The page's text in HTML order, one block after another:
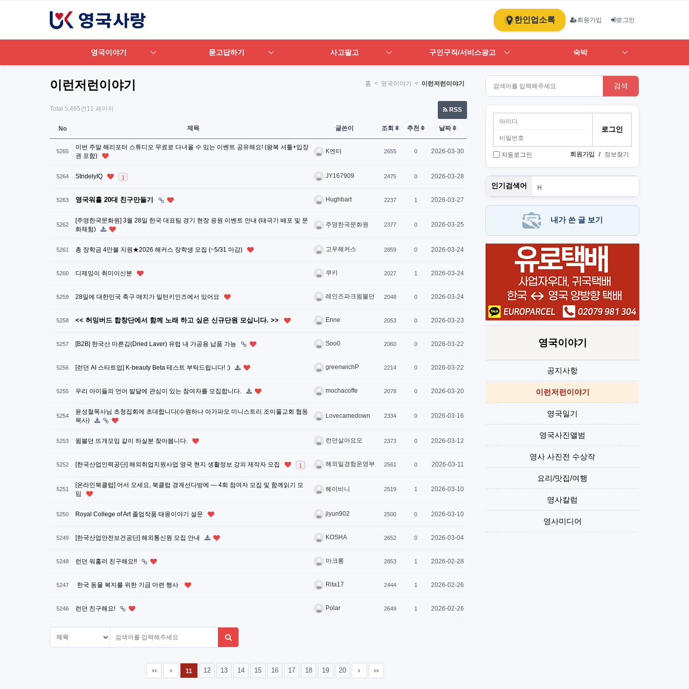
한인업소록 회원가입 로그인
영국이야기 묻고답하기 사고팔고 구인구직/서비스광고 숙박
이런저런이야기 홈 < 영국이야기 < 이런저런이야기
Total 5,465건 11 페이지 RSS
No 제목 글쓴이 조회 추천 날짜
5265
이번 주말 해리포터 스튜디오 무료로 다녀올 수 있는 이벤트 공유해요! (왕복 셔틀+입장
권 포함)
K엔터 2655 0 2026-03-30
5264 StridelyIQ 1 JY167909 2475 0 2026-03-28
5263 영국워홀 20대 친구만들기 Hughbart 2237 1 2026-03-27
5262
[주영한국문화원] 3월 28일 한국 대표팀 경기 현장 응원 이벤트 안내 (태극기 배포 및 문
화체험)
주영한국문화원 2377 0 2026-03-25
5261 총 장학금 4만불 지원★2026 해커스 장학생 모집 (~5/31 마감) 고우해커스 2859 0 2026-03-24
5260 디제잉이 취미이신분 쿠키 2027 1 2026-03-24
5259 28일에 대한민국 축구 매치가 밀턴키인즈에서 있어요 레인즈파크윔블던 2048 0 2026-03-24
5258 << 허밍버드 합창단에서 함께 노래 하고 싶은 신규단원 모십니다. >> Enne 2053 0 2026-03-23
5257 [B2B] 한국산 마른김(Dried Laver) 유럽 내 가공용 납품 가능 Soo0 2060 0 2026-03-22
5256 [런던 AI 스타트업] K-beauty Beta 테스트 부탁드립니다! :) greenwichP 2214 0 2026-03-22
5255 우리 아이들의 언어 발달에 관심이 있는 참여자를 모집합니다. mochacoffe 2078 0 2026-03-20
5254
윤성철목사님 초청집회에 초대합니다(수원하나 아가파오 미니스트리 조이풀교회 협동
목사)
Lovecamedown 2334 0 2026-03-16
5253 윔블던 뜨개모임 같이 하실분 찾아봅니다. 런던살아요오 2373 0 2026-03-12
5252 [한국산업인력공단] 해외취업지원사업 영국 현지 생활정보 강의 제작자 모집 1 해외일경험운영부 2561 0 2026-03-11
5251
[온라인북클럽] 어서 오세요, 북클럽 경계선다방에 — 4회 참여자 모집 및 함께읽기 모
임
헤이비니 2519 1 2026-03-10
5250 Royal College of Art 졸업작품 태몽이야기 설문 jiyun902 2500 0 2026-03-10
5249 [한국산업안전보건공단] 해외통신원 모집 안내 KOSHA 2652 0 2026-03-04
5248 런던 워홀러 친구해요!! 마크롱 2853 1 2026-02-28
5247 한국 동물 복지를 위한 기금 마련 행사 Rita17 2444 1 2026-02-26
5246 런던 친구해요! Polar 2649 1 2026-02-26
11 12 13 14 15 16 17 18 19 20
검색
자동로그인 회원가입 / 정보찾기
인기검색어
H
1
뉴몰
PT
내가 쓴 글 보기
영국이야기
공지사항
이런저런이야기
영국일기
영국사진앨범
영사 사진전 수상작
요리/맛집/여행
영사칼럼
영사미디어